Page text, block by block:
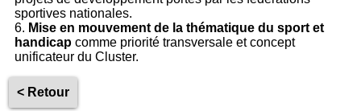
sportives nationales.
Mise en mouvement de la thématique du sport et
handicap comme priorité transversale et concept
unificateur du Cluster.
< Retour